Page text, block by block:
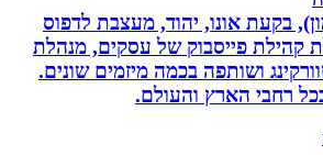
בקעת אונו, יהוד, מעצבת לדפוס
פייסבוק של עסקים, מנהלת
ושותפה בכמה מיזמים שונים.
הארץ והעולם.